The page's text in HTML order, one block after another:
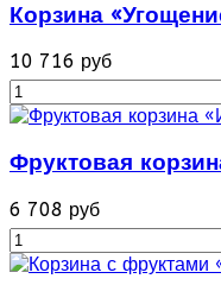
Корзина
10 716 руб
Фруктовая
6 708 руб